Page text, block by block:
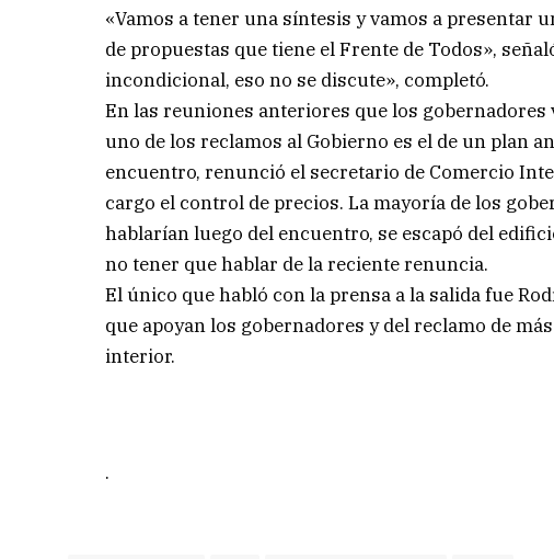
«Vamos a tener una síntesis y vamos a presentar
de propuestas que tiene el Frente de Todos»,
incondicional, eso no se discute», completó.
En las reuniones anteriores que los gobernadores
uno de los reclamos al Gobierno es el de un plan
encuentro, renunció el secretario de Comercio
cargo el control de precios. La mayoría de los
hablarían luego del encuentro, se escapó del
no tener que hablar de la reciente renuncia.
El único que habló con la prensa a la salida fue
que apoyan los gobernadores y del reclamo de
interior.
.